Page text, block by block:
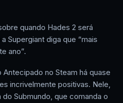
quando Hades 2 será
Supergiant diga que “mais
ano”.
no Steam há quase
incrivelmente positivas. Nele,
Submundo, que comanda o